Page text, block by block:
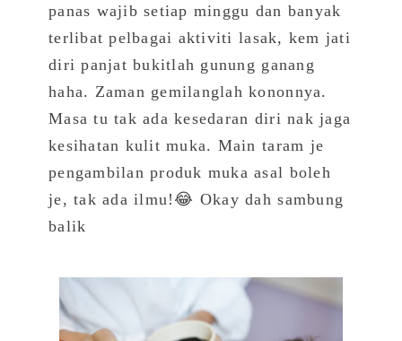
panas wajib setiap minggu dan banyak
terlibat pelbagai aktiviti lasak, kem jati
diri panjat bukitlah gunung ganang
haha. Zaman gemilanglah kononnya.
Masa tu tak ada kesedaran diri nak jaga
kesihatan kulit muka. Main taram je
pengambilan produk muka asal boleh
je, tak ada ilmu!😂 Okay dah sambung
balik